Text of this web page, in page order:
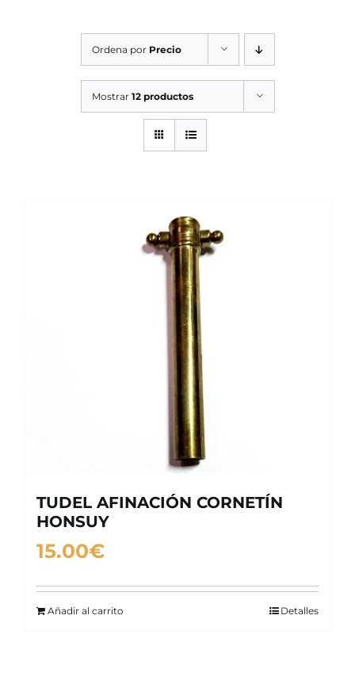
SERVICIOS TALLER
OCASIÓN
Ordena por Precio
Mostrar 12 productos
TUDEL AFINACIÓN CORNETÍN
HONSUY
15.00€
Añadir al carrito Detalles